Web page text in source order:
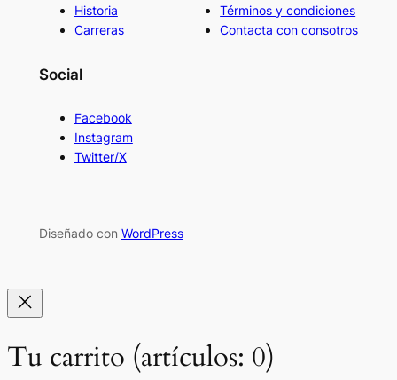
Historia
Carreras
Términos y condiciones
Contacta con consotros
Social
Facebook
Instagram
Twitter/X
Diseñado con WordPress
Tu carrito (artículos: 0)